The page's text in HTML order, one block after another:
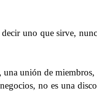
uno que sirve,
una unión de
no es una